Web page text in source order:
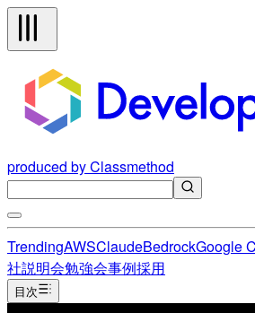
produced by Classmethod
TrendingAWSClaudeBedrockGoogle
社説明会勉強会事例採用
目次